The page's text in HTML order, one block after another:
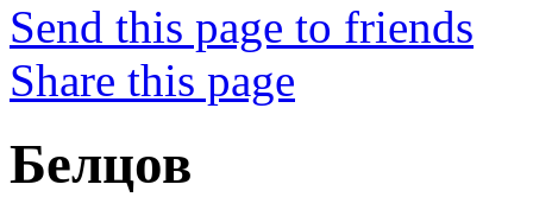
Send this page to friends
Share this page
Белцов